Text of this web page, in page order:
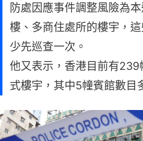
防處因應事件調整風險為
樓、多商住處所的樓宇，
少先巡查一次。
他又表示，香港目前有
式樓宇，其中5幢賓館數目